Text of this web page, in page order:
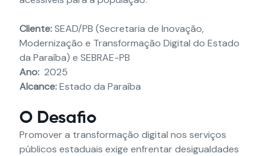
Cliente:SEAD/PB (Secretaria de Inovação,
Modernização e Transformação Digital do Estado
da Paraíba) e SEBRAE-PB
Ano: 2025
Alcance:Estado da Paraíba
O Desafio
Promover a transformação digital nos serviços
públicos estaduais exige enfrentar desigualdades